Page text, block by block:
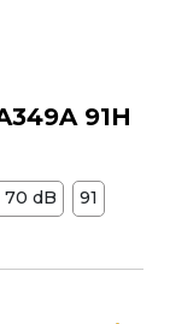
91H
70 dB
91